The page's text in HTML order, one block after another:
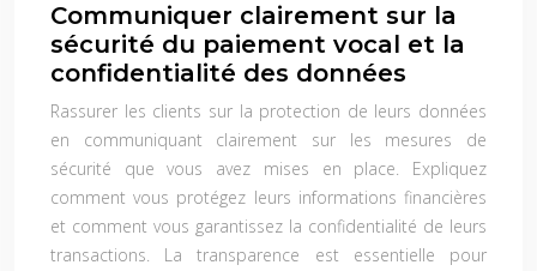
Communiquer clairement sur la
sécurité du paiement vocal et la
confidentialité des données
Rassurer les clients sur la protection de leurs données
en communiquant clairement sur les mesures de
sécurité que vous avez mises en place. Expliquez
comment vous protégez leurs informations financières
et comment vous garantissez la confidentialité de leurs
transactions. La transparence est essentielle pour